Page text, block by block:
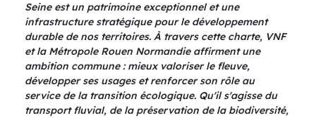
Seine est un patrimoine exceptionnel et une
infrastructure stratégique pour le développement
durable de nos territoires. À travers cette charte, VNF
et la Métropole Rouen Normandie affirment une
ambition commune : mieux valoriser le fleuve,
développer ses usages et renforcer son rôle au
service de la transition écologique. Qu'il s'agisse du
transport fluvial, de la préservation de la biodiversité,